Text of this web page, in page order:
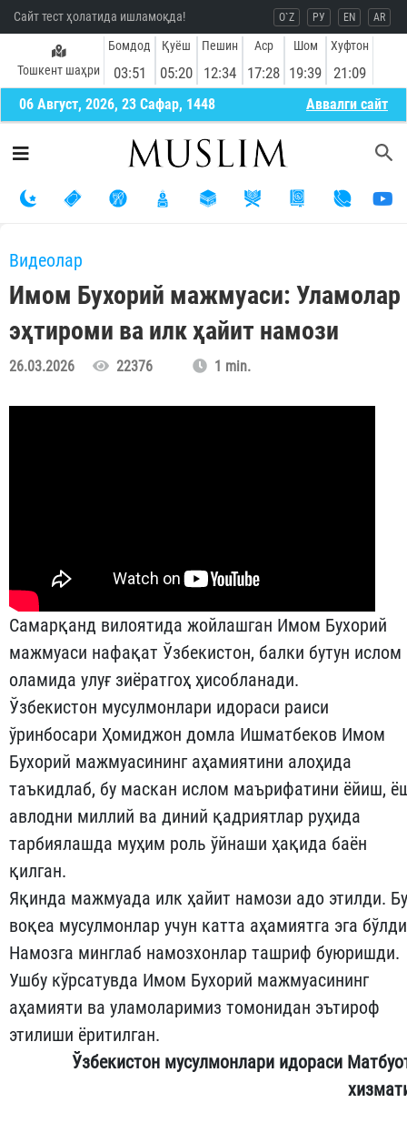
Сайт тест ҳолатида ишламоқда! O`Z РУ EN AR
Тошкент шаҳри
Бомдод
03:51
Қуёш
05:20
Пешин
12:34
Аср
17:28
Шом
19:39
Хуфтон
21:09
06 Август, 2026, 23 Сафар, 1448 Aввалги сайт
Видеолар
Имом Бухорий мажмуаси: Уламолар
эҳтироми ва илк ҳайит намози
26.03.2026 22376 1 min.
Самарқанд вилоятида жойлашган Имом Бухорий
мажмуаси нафақат Ўзбекистон, балки бутун ислом
оламида улуғ зиёратгоҳ ҳисобланади.
Ўзбекистон мусулмонлари идораси раиси
ўринбосари Ҳомиджон домла Ишматбеков Имом
Бухорий мажмуасининг аҳамиятини алоҳида
таъкидлаб, бу маскан ислом маърифатини ёйиш,
авлодни миллий ва диний қадриятлар руҳида
тарбиялашда муҳим роль ўйнаши ҳақида баён
қилган.
Яқинда мажмуада илк ҳайит намози адо этилди. Бу
воқеа мусулмонлар учун катта аҳамиятга эга
Намозга минглаб намозхонлар ташриф буюришди.
Ушбу кўрсатувда Имом Бухорий мажмуасининг
аҳамияти ва уламоларимиз томонидан эътироф
этилиши ёритилган.
Ўзбекистон мусулмонлари идораси